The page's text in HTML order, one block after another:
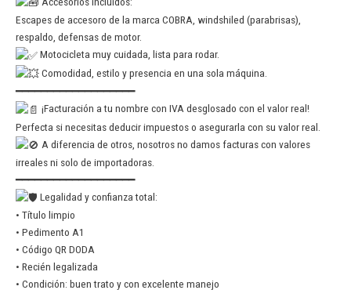
Escapes de accesoro de la marca COBRA, windshiled (parabrisas),
respaldo, defensas de motor.
Motocicleta muy cuidada, lista para rodar.
Comodidad, estilo y presencia en una sola máquina.
━━━━━━━━━━━━━━━━━━━
¡Facturación a tu nombre con IVA desglosado con el valor real!
Perfecta si necesitas deducir impuestos o asegurarla con su valor real.
A diferencia de otros, nosotros no damos facturas con valores
irreales ni solo de importadoras.
━━━━━━━━━━━━━━━━━━━
Legalidad y confianza total:
• Título limpio
• Pedimento A1
• Código QR DODA
• Recién legalizada
• Condición: buen trato y con excelente manejo